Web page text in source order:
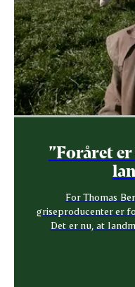
”Foråret
For Thomas
griseproducenter er
Det er nu, at